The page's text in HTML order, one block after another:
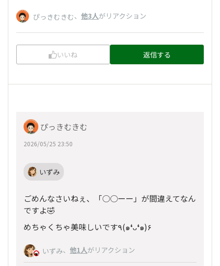
ぴっきむきむ、 他3人がリアクション
いいね 返信する
ぴっきむきむ
2026/05/25 23:50
いずみ
ごめんなさいねぇ、「○○ーー」が間違えてなん
ですよ🤣
めちゃくちゃ美味しいです٩(๑❛ᴗ❛๑)۶
いずみ、 他1人がリアクション